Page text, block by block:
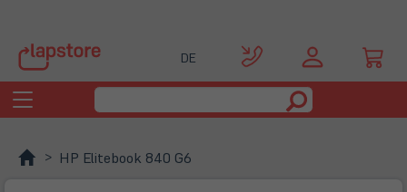
DE
Toggle
navigation
HP Elitebook 840 G6